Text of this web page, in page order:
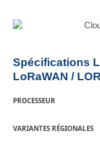
Spécifications
LoRaWAN /
PROCESSEUR
VARIANTES RÉGIONALES